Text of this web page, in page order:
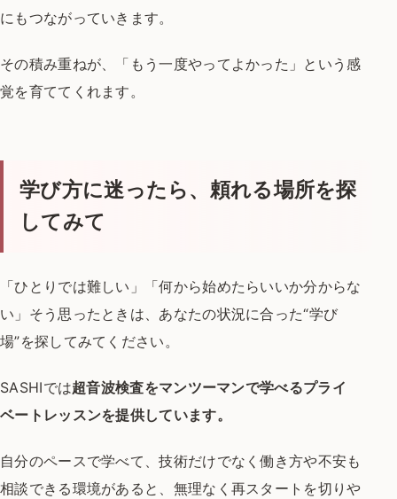
にもつながっていきます。
その積み重ねが、「もう一度やってよかった」という感
覚を育ててくれます。
学び方に迷ったら、頼れる場所を探
してみて
「ひとりでは難しい」「何から始めたらいいか分からな
い」 そう思ったときは、あなたの状況に合った“学び
場”を探してみてください。
SASHIでは超音波検査をマンツーマンで学べるプライ
ベートレッスンを提供しています。
自分のペースで学べて、技術だけでなく働き方や不安も
相談できる環境があると、 無理なく再スタートを切りや